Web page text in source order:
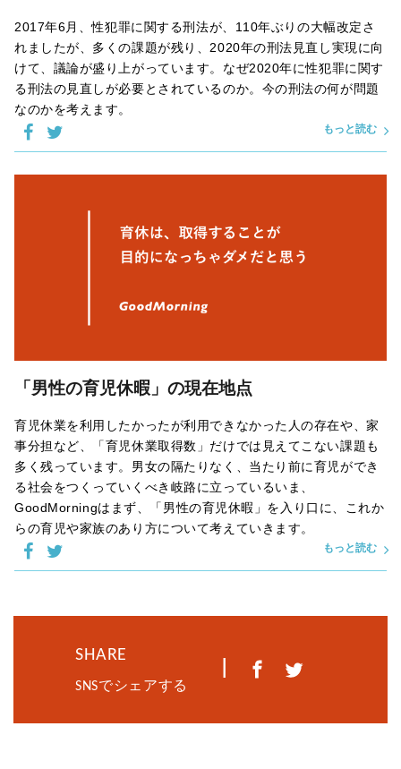
2017年6月、性犯罪に関する刑法が、110年ぶりの大幅改定さ
れましたが、多くの課題が残り、2020年の刑法見直し実現に向
けて、議論が盛り上がっています。なぜ2020年に性犯罪に関す
る刑法の見直しが必要とされているのか。今の刑法の何が問題
なのかを考えます。
もっと読む
「男性の育児休暇」の現在地点
育児休業を利用したかったが利用できなかった人の存在や、家
事分担など、「育児休業取得数」だけでは見えてこない課題も
多く残っています。男女の隔たりなく、当たり前に育児ができ
る社会をつくっていくべき岐路に立っているいま、
GoodMorningはまず、「男性の育児休暇」を入り口に、これか
らの育児や家族のあり方について考えていきます。
もっと読む
SHARE
SNSでシェアする